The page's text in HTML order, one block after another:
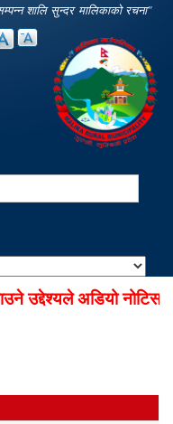
शालि सुन्दर मालिकाको रचना"
उद्देश्यले अडियो नोटिस